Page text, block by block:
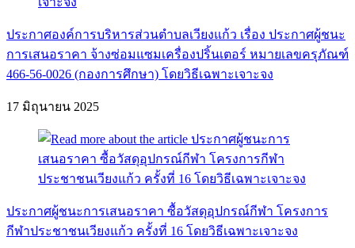
ประกาศองค์การบริหารส่วนตำบลเวียงแก้ว เรื่อง ประกาศผู้ชนะ
การเสนอราคา จ้างซ่อมแซมเครื่องปริ้นเตอร์ หมายเลขครุภัณฑ์
466-56-0026 (กองการศึกษา) โดยวิธีเฉพาะเจาะจง
17 มิถุนายน 2025
ประกาศผู้ชนะการเสนอราคา ซื้อวัสดุอุปกรณ์กีฬา โครงการ
กีฬาประชาชนเวียงแก้ว ครั้งที่ 16 โดยวิธีเฉพาะเจาะจง